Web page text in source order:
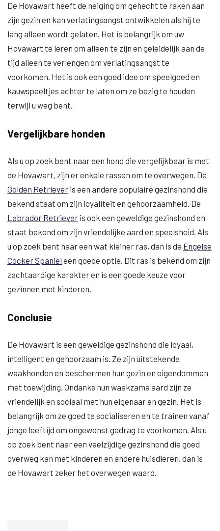
De Hovawart heeft de neiging om gehecht te raken aan
zijn gezin en kan verlatingsangst ontwikkelen als hij te
lang alleen wordt gelaten. Het is belangrijk om uw
Hovawart te leren om alleen te zijn en geleidelijk aan de
tijd alleen te verlengen om verlatingsangst te
voorkomen. Het is ook een goed idee om speelgoed en
kauwspeeltjes achter te laten om ze bezig te houden
terwijl u weg bent.
Vergelijkbare honden
Als u op zoek bent naar een hond die vergelijkbaar is met
de Hovawart, zijn er enkele rassen om te overwegen. De
Golden Retriever is een andere populaire gezinshond die
bekend staat om zijn loyaliteit en gehoorzaamheid. De
Labrador Retriever is ook een geweldige gezinshond en
staat bekend om zijn vriendelijke aard en speelsheid. Als
u op zoek bent naar een wat kleiner ras, dan is de Engelse
Cocker Spaniel een goede optie. Dit ras is bekend om zijn
zachtaardige karakter en is een goede keuze voor
gezinnen met kinderen.
Conclusie
De Hovawart is een geweldige gezinshond die loyaal,
intelligent en gehoorzaam is. Ze zijn uitstekende
waakhonden en beschermen hun gezin en eigendommen
met toewijding. Ondanks hun waakzame aard zijn ze
vriendelijk en sociaal met hun eigenaar en gezin. Het is
belangrijk om ze goed te socialiseren en te trainen vanaf
jonge leeftijd om ongewenst gedrag te voorkomen. Als u
op zoek bent naar een veelzijdige gezinshond die goed
overweg kan met kinderen en andere huisdieren, dan is
de Hovawart zeker het overwegen waard.